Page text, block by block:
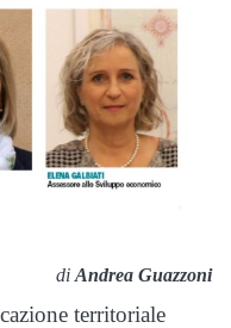
di Andrea Guazzoni
territoriale